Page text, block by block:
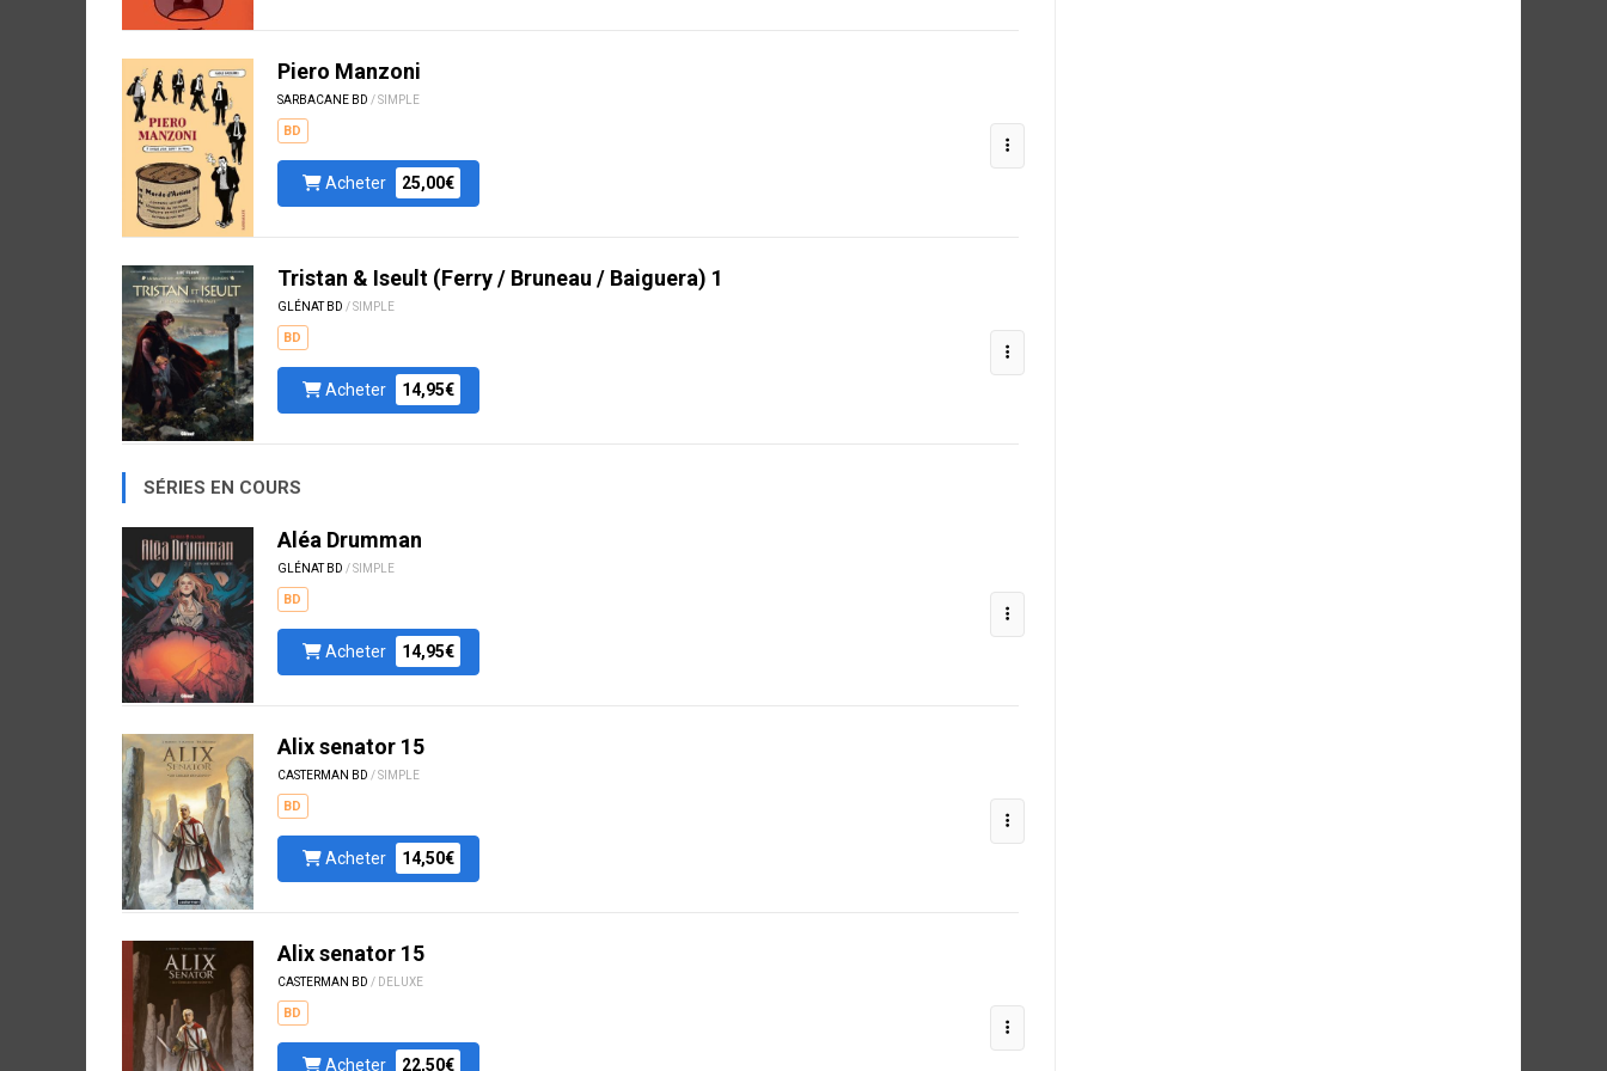
Piero Manzoni
SARBACANE BD / SIMPLE
BD
Acheter 25,00€
Tristan & Iseult (Ferry / Bruneau / Baiguera) 1
GLÉNAT BD / SIMPLE
BD
Acheter 14,95€
SÉRIES EN COURS
Aléa Drumman
GLÉNAT BD / SIMPLE
BD
Acheter 14,95€
Alix senator 15
CASTERMAN BD / SIMPLE
BD
Acheter 14,50€
Alix senator 15
CASTERMAN BD / DELUXE
BD
Acheter 22,50€